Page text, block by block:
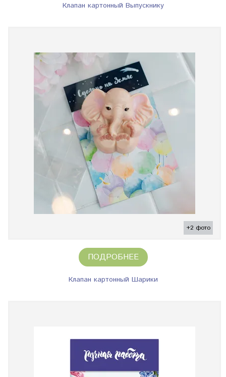
Клапан картонный Выпускнику
+2 фото
ПОДРОБНЕЕ
Клапан картонный Шарики